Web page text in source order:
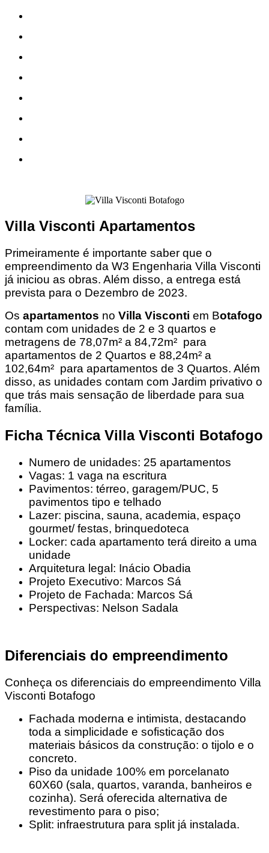
Villa Visconti Apartamentos
Primeiramente é importante saber que o
empreendimento da W3 Engenharia Villa Visconti
já iniciou as obras. Além disso, a entrega está
prevista para o Dezembro de 2023.
Os apartamentos no Villa Visconti em Botafogo
contam com unidades de 2 e 3 quartos e
metragens de 78,07m² a 84,72m² para
apartamentos de 2 Quartos e 88,24m² a
102,64m² para apartamentos de 3 Quartos. Além
disso, as unidades contam com Jardim privativo o
que trás mais sensação de liberdade para sua
família.
Ficha Técnica Villa Visconti Botafogo
Numero de unidades: 25 apartamentos
Vagas: 1 vaga na escritura
Pavimentos: térreo, garagem/PUC, 5
pavimentos tipo e telhado
Lazer: piscina, sauna, academia, espaço
gourmet/ festas, brinquedoteca
Locker: cada apartamento terá direito a uma
unidade
Arquitetura legal: Inácio Obadia
Projeto Executivo: Marcos Sá
Projeto de Fachada: Marcos Sá
Perspectivas: Nelson Sadala
Diferenciais do empreendimento
Conheça os diferenciais do empreendimento Villa
Visconti Botafogo
Fachada moderna e intimista, destacando
toda a simplicidade e sofisticação dos
materiais básicos da construção: o tijolo e o
concreto.
Piso da unidade 100% em porcelanato
60X60 (sala, quartos, varanda, banheiros e
cozinha). Será oferecida alternativa de
revestimento para o piso;
Split: infraestrutura para split já instalada.